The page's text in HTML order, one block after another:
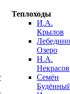
Теплоходы
И.А.
Крылов
Озеро
Н.А.
Некрасов
Семён